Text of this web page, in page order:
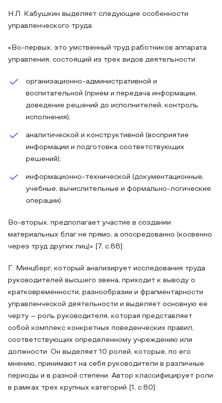
Н.Л. Кабушкин выделяет следующие особенности
управленческого труда:
«Во-первых, это умственный труд работников аппарата
управления, состоящий из трех видов деятельности:
организационно-административной и
воспитательной (прием и передача информации,
доведение решений до исполнителей, контроль
исполнения);
аналитической и конструктивной (восприятие
информации и подготовка соответствующих
решений);
информационно-технической (документационные,
учебные, вычислительные и формально-логические
операции).
Во-вторых, предполагает участие в создании
материальных благ не прямо, а опосредованно (косвенно
через труд других лиц)» [7, с.88].
Г. Минцберг, который анализирует исследования труда
руководителей высшего звена, приходит к выводу о
кратковременности, разнообразии и фрагментарности
управленческой деятельности и выделяет основную ее
черту – роль руководителя, которая представляет
собой комплекс конкретных поведенческих правил,
соответствующих определенному учреждению или
должности. Он выделяет 10 ролей, которые, по его
мнению, принимают на себя руководители в различные
периоды и в разной степени. Автор классифицирует роли
в рамках трех крупных категорий [1, с.80]: